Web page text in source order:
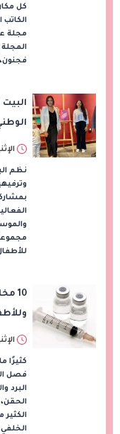
كل
مجلة
المجلة
الإثنين 08/
نظم
10
الإثنين 08/
كثيرًا
فصل
البرد